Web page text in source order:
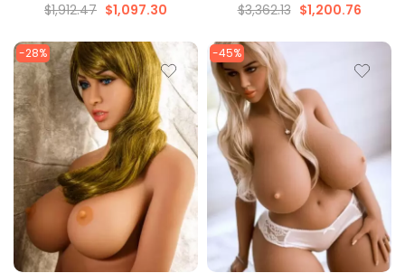
$1,912.47 $1,097.30
$3,362.13 $1,200.76
-28% -45%